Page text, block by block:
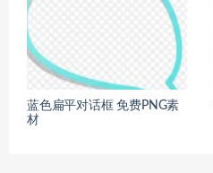
蓝色扁平对话框 免费PNG素
材